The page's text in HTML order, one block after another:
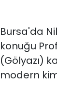
Bursa'da
konuğu
(Gölyazı)
modern